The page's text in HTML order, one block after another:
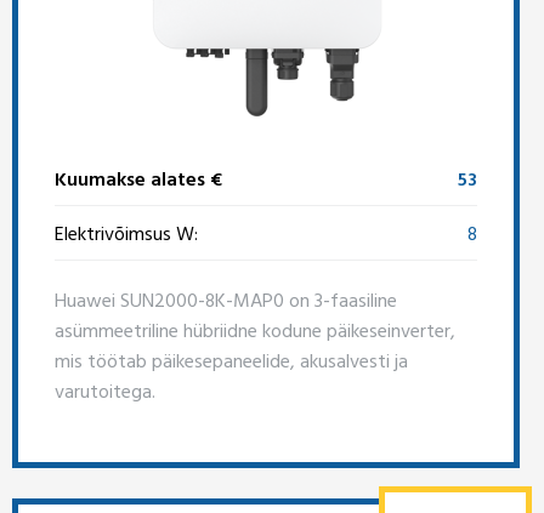
Kuumakse alates €
53
Elektrivõimsus W:
8
Huawei SUN2000-8K-MAP0 on 3-faasiline
asümmeetriline hübriidne kodune päikeseinverter,
mis töötab päikesepaneelide, akusalvesti ja
varutoitega.